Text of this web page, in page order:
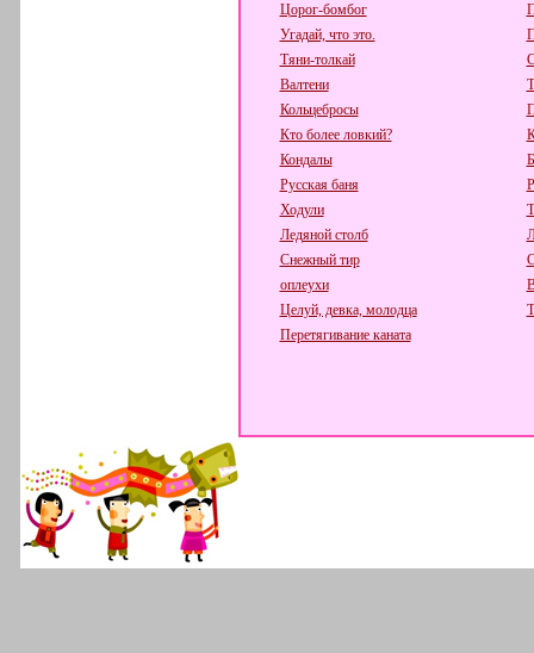
Цорог-бомбог
Угадай, что это.
Тяни-толкай
Валтени
Кольцебросы
Кто более ловкий?
Кондалы
Русская баня
Ходули
Ледяной столб
Снежный тир
оплеухи
Целуй, девка, молодца
Перетягивание каната